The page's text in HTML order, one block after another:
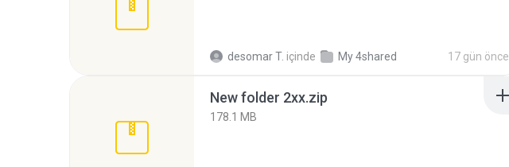
desomar T. içinde My 4shared 17 gün önce
New folder 2xx.zip
178.1 MB